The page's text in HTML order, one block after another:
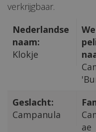
verkrijgbaar.
Nederlandse
naam:
Klokje
Geslacht:
Campanula
ae